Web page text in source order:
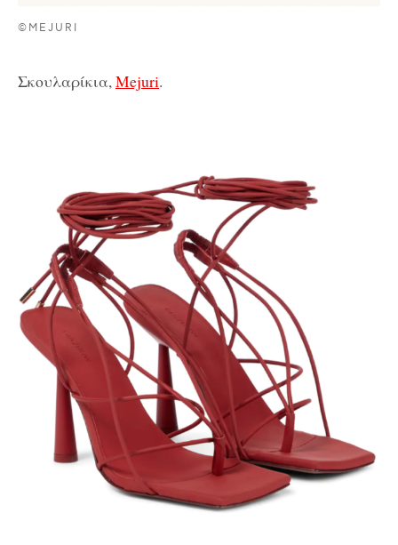
©MEJURI
Σκουλαρίκια, Mejuri.